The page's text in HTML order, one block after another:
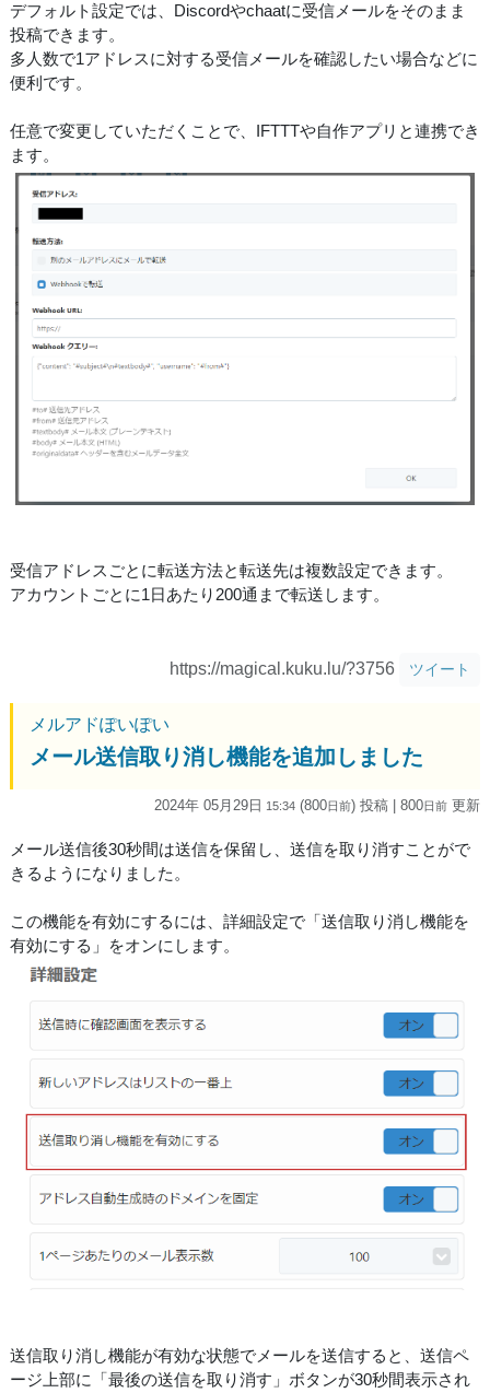
デフォルト設定では、Discordやchaatに受信メールをそのまま
投稿できます。
多人数で1アドレスに対する受信メールを確認したい場合などに
便利です。
任意で変更していただくことで、IFTTTや自作アプリと連携でき
ます。
受信アドレスごとに転送方法と転送先は複数設定できます。
アカウントごとに1日あたり200通まで転送します。
https://magical.kuku.lu/?3756 ツイート
メルアドぽいぽい
メール送信取り消し機能を追加しました
2024年 05月29日 15:34 (800日前) 投稿 | 800日前 更新
メール送信後30秒間は送信を保留し、送信を取り消すことがで
きるようになりました。
この機能を有効にするには、詳細設定で「送信取り消し機能を
有効にする」をオンにします。
送信取り消し機能が有効な状態でメールを送信すると、送信ペ
ージ上部に「最後の送信を取り消す」ボタンが30秒間表示され